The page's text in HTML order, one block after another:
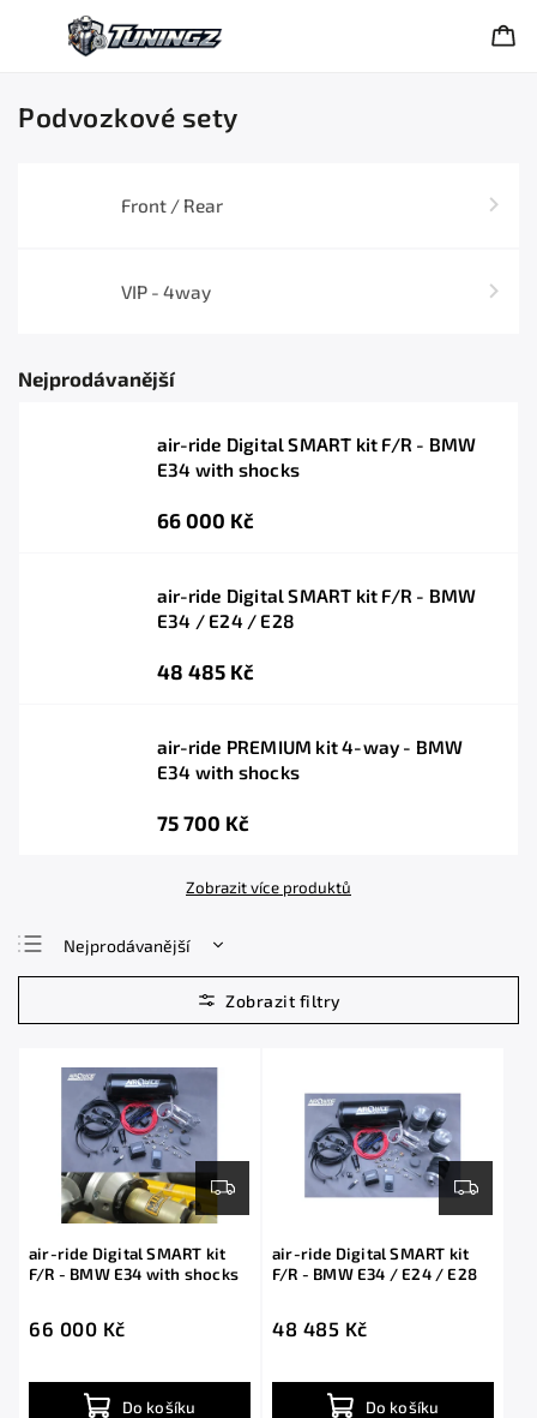
Podvozkové sety
Front / Rear
VIP - 4way
Nejprodávanější
air-ride Digital SMART kit F/R - BMW
E34 with shocks
66 000 Kč
air-ride Digital SMART kit F/R - BMW
E34 / E24 / E28
48 485 Kč
air-ride PREMIUM kit 4-way - BMW
E34 with shocks
75 700 Kč
Zobrazit více produktů
Nejprodávanější
Nejlevnější
Nejdražší
air-ride Digital SMART kit
F/R - BMW E34 with shocks
66 000 Kč
Do košíku
air-ride Digital SMART kit
F/R - BMW E34 / E24 / E28
48 485 Kč
Do košíku